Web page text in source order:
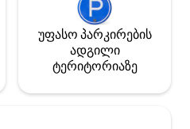
უფასო პარკირების
ადგილი
ტერიტორიაზე